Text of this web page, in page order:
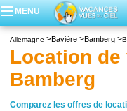
MENU
Allemagne Bavière Bamberg
Location de
Bamberg
Comparez les offres de